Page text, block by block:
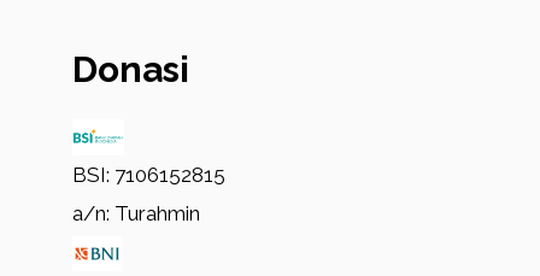
Donasi
BSI: 7106152815
a/n: Turahmin